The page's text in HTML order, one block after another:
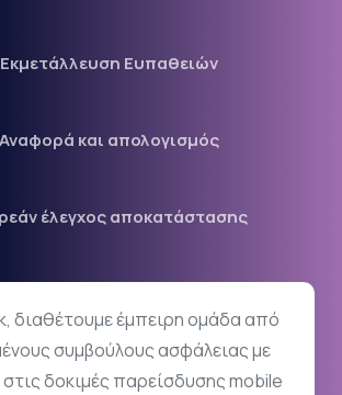
Εκμετάλλευση Ευπαθειών
Αναφορά και απολογισμός
έλεγχος αποκατάστασης
διαθέτουμε έμπειρη ομάδα από
συμβούλους ασφάλειας με
στις δοκιμές παρείσδυσης mobile